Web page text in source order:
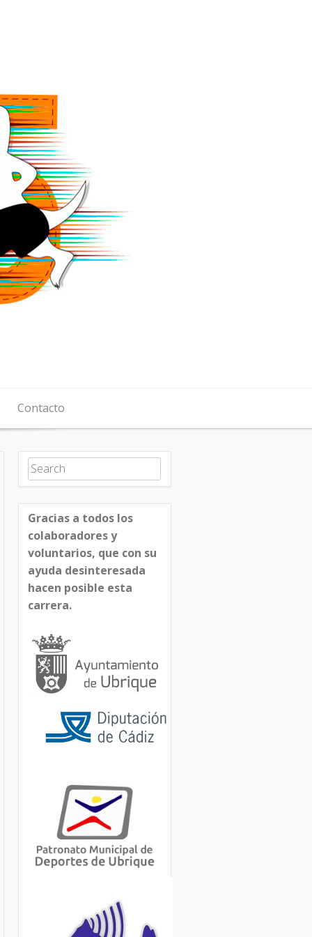
Contacto
Search for:
Gracias a todos los
colaboradores y
voluntarios, que con su
ayuda desinteresada
hacen posible esta
carrera.